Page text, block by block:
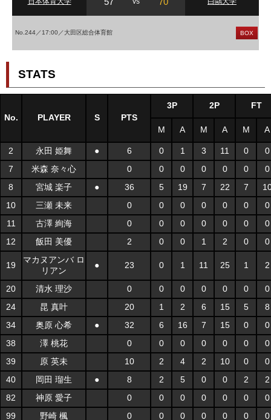
No.244／17:00／大田区総合体育館 BOX
STATS
No. PLAYER S PTS
3P 2P FT
M A M A M A
2 永田 姫舞 ● 6 0 1 3 11 0
0
7
米森 奈々心 0 0 0 0 0 0
0
8
宮城 楽子 ● 36 5 19 7 22 7
10
三瀬 未来 0 0 0 0 0 0
0
11
古澤 絢海 0 0 0 0 0 0
0
12
飯田 美優 2 0 0 1 2 0 0
19
マカヌアンバ ロ
リアン
● 23 0 1 11 25 1 2
20 清水 理沙 0 0 0 0 0 0
0
24
昆 真叶 20 1 2 6 15 5
8
34
奥原 心希 ● 32 6 16 7 15 0
0
38
澤 桃花 0 0 0 0 0 0
0
39
原 英未 10 2 4 2 10 0
0
40
岡田 瑠生 ● 8 2 5 0 0 2
2
82
神原 愛子 0 0 0 0 0 0
0
99
野崎 楓 0 0 0 0 0 0 0